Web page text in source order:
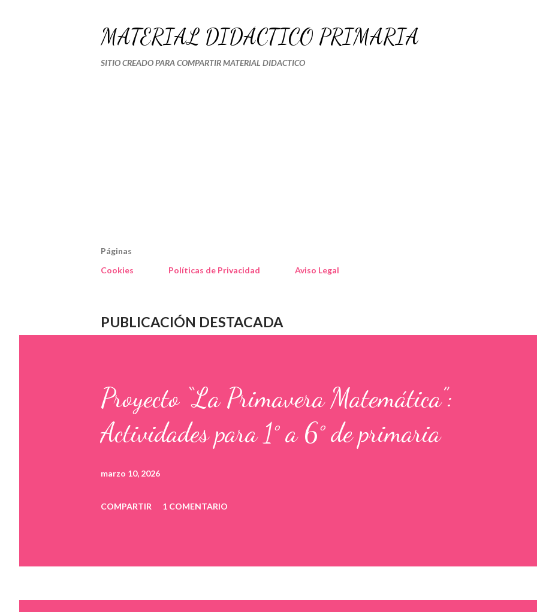
MATERIAL DIDÁCTICO PRIMARIA
SITIO CREADO PARA COMPARTIR MATERIAL DIDACTICO
Páginas
Cookies
Políticas de Privacidad Aviso Legal
PUBLICACIÓN DESTACADA
Proyecto “La Primavera Matemática”:
Actividades para 1° a 6° de primaria
marzo 10, 2026
COMPARTIR 1 COMENTARIO